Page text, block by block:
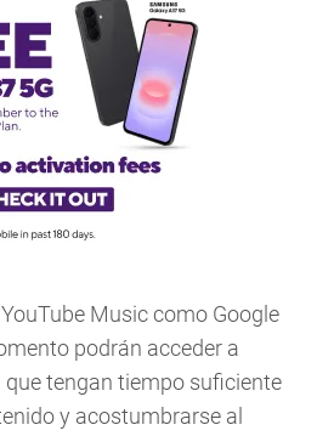
Music como Google
podrán acceder a
tengan tiempo suficiente
y acostumbrarse al